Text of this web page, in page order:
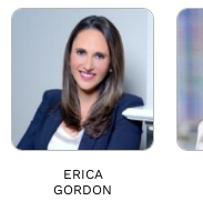
ERICA
GORDON